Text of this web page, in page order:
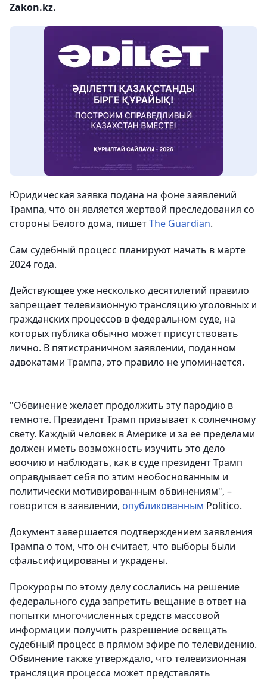
Zakon.kz.
Юридическая заявка подана на фоне заявлений
Трампа, что он является жертвой преследования со
стороны Белого дома, пишетThe Guardian.
Сам судебный процесс планируют начать в марте
2024 года.
Действующее уже несколько десятилетий правило
запрещает телевизионную трансляцию уголовных и
гражданских процессов в федеральном суде, на
которых публика обычно может присутствовать
лично. В пятистраничном заявлении, поданном
адвокатами Трампа, это правило не упоминается.
"Обвинение желает продолжить эту пародию в
темноте. Президент Трамп призывает к солнечному
свету. Каждый человек в Америке и за ее пределами
должен иметь возможность изучить это дело
воочию и наблюдать, как в суде президент Трамп
оправдывает себя по этим необоснованным и
политически мотивированным обвинениям", –
говорится в заявлении, опубликованным Politico.
Документ завершается подтверждением заявления
Трампа о том, что он считает, что выборы были
сфальсифицированы и украдены.
Прокуроры по этому делу сослались на решение
федерального суда запретить вещание в ответ на
попытки многочисленных средств массовой
информации получить разрешение освещать
судебный процесс в прямом эфире по телевидению.
Обвинение также утверждало, что телевизионная
трансляция процесса может представлять